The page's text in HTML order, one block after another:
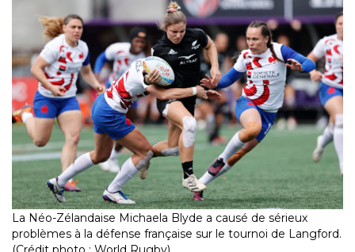
La Néo-Zélandaise Michaela Blyde a causé de sérieux
problèmes à la défense française sur le tournoi de Langford.